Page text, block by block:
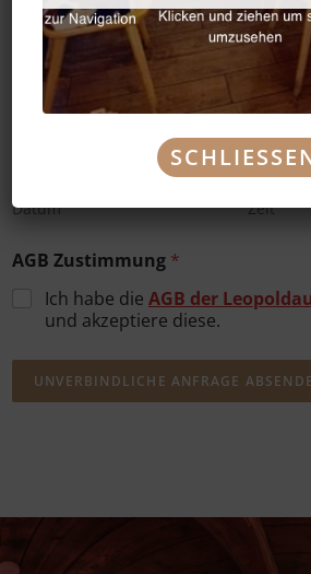
Datum / Zeit*
Datum Zeit
AGB Zustimmung *
Ich habe die AGB der
und akzeptiere diese.
UNVERBINDLICHE ANFRAGE
SCHLIESSEN